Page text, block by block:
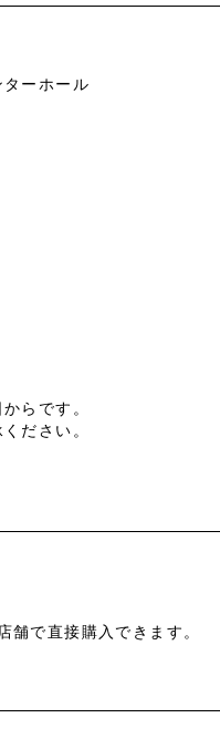
ーホール
らです。
ださい。
で直接購入できます。